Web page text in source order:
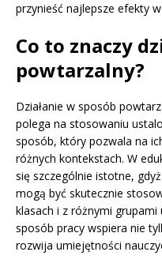
przynieść najlepsze efekty
Co to znaczy
powtarzalny?
Działanie w sposób
polega na stosowaniu
sposób, który pozwala na
różnych kontekstach. W
się szczególnie istotne,
mogą być skutecznie
klasach i z różnymi
sposób pracy wspiera nie
rozwija umiejętności